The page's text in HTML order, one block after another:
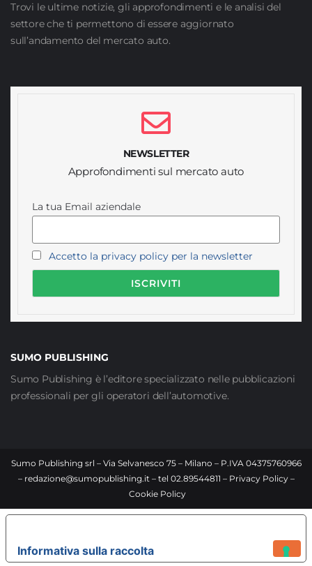
Trovi le ultime notizie, gli approfondimenti e le analisi del
settore che ti permettono di essere aggiornato
sull’andamento del mercato auto.
NEWSLETTER
Approfondimenti sul mercato auto
La tua Email aziendale
Accetto la privacy policy per la newsletter
SUMO PUBLISHING
Sumo Publishing è l’editore specializzato nelle pubblicazioni
professionali per gli operatori dell’automotive.
Sumo Publishing srl – Via Selvanesco 75 – Milano – P.IVA 04375760966
– redazione@sumopublishing.it– tel 02.89544811 – Privacy Policy–
Cookie Policy
Informativa sulla raccolta